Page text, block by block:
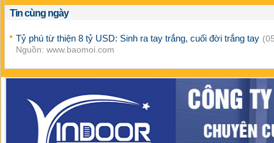
Tin cùng ngày
Tỷ phú từ thiện 8 tỷ USD: Sinh ra tay trắng, cuối đời trắng tay
Nguồn: www.baomoi.com